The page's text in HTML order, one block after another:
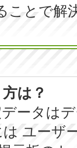
ことで解
は？
ータは
ユーザ